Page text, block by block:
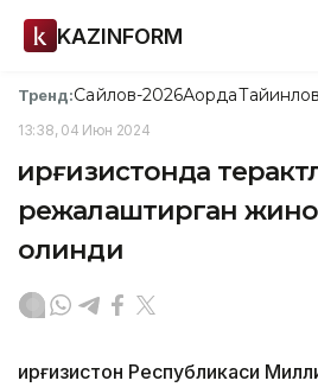
KAZINFORM
Тренд:Сайлов-2026Ақорда
13:38, 04 Июн 2024
Қирғизистонда
режалаштирган
олинди
Қирғизистон Республикаси